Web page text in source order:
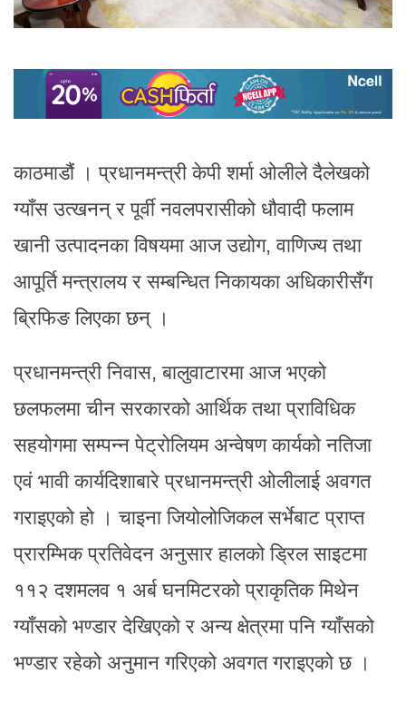
काठमाडौं । प्रधानमन्त्री केपी शर्मा ओलीले दैलेखको
ग्याँस उत्खनन् र पूर्वी नवलपरासीको धौवादी फलाम
खानी उत्पादनका विषयमा आज उद्योग, वाणिज्य तथा
आपूर्ति मन्त्रालय र सम्बन्धित निकायका अधिकारीसँग
ब्रिफिङ लिएका छन् ।
प्रधानमन्त्री निवास, बालुवाटारमा आज भएको
छलफलमा चीन सरकारको आर्थिक तथा प्राविधिक
सहयोगमा सम्पन्न पेट्रोलियम अन्वेषण कार्यको नतिजा
एवं भावी कार्यदिशाबारे प्रधानमन्त्री ओलीलाई अवगत
गराइएको हो । चाइना जियोलोजिकल सर्भेबाट प्राप्त
प्रारम्भिक प्रतिवेदन अनुसार हालको ड्रिल साइटमा
११२ दशमलव १ अर्ब घनमिटरको प्राकृतिक मिथेन
ग्याँसको भण्डार देखिएको र अन्य क्षेत्रमा पनि ग्याँसको
भण्डार रहेको अनुमान गरिएको अवगत गराइएको छ ।